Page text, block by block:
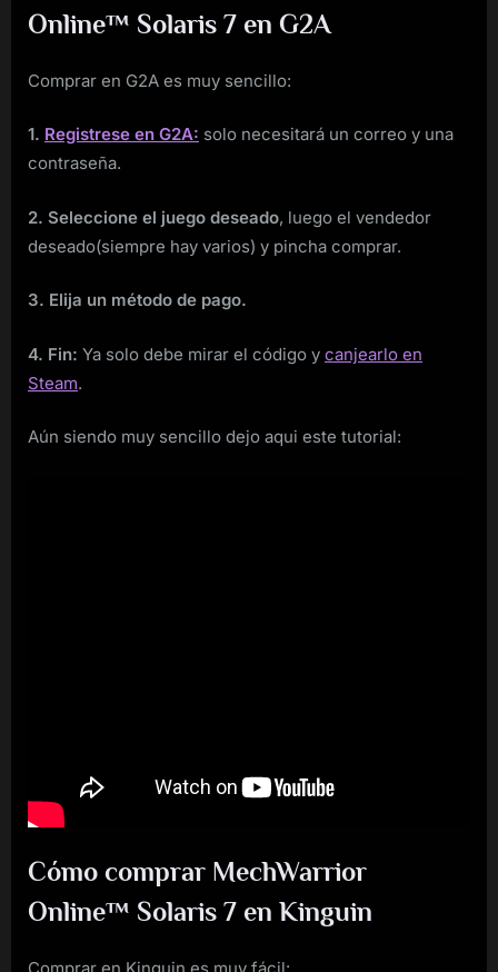
Online™ Solaris 7 en G2A
Comprar en G2A es muy sencillo:
1. Registrese en G2A: solo necesitará un correo y una
contraseña.
2. Seleccione el juego deseado, luego el vendedor
deseado(siempre hay varios) y pincha comprar.
3. Elija un método de pago.
4. Fin: Ya solo debe mirar el código y canjearlo en
Steam.
Aún siendo muy sencillo dejo aqui este tutorial:
Cómo comprar MechWarrior
Online™ Solaris 7 en Kinguin